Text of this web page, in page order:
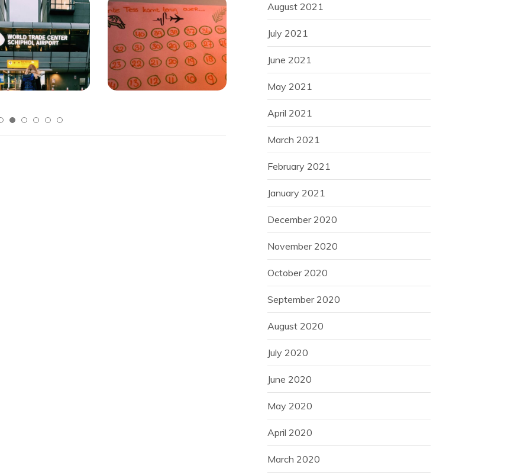
August 2021
July 2021
June 2021
May 2021
April 2021
March 2021
February 2021
January 2021
December 2020
November 2020
October 2020
September 2020
August 2020
July 2020
June 2020
May 2020
April 2020
March 2020